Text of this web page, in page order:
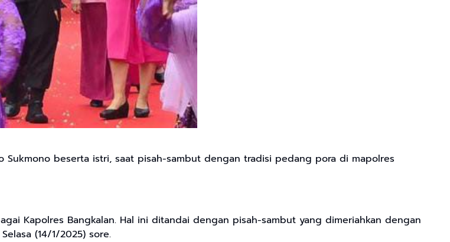
Sukmono beserta istri, saat pisah-sambut dengan tradisi pedang pora di mapolres
Kapolres Bangkalan. Hal ini ditandai dengan pisah-sambut yang dimeriahkan dengan
(14/1/2025) sore.